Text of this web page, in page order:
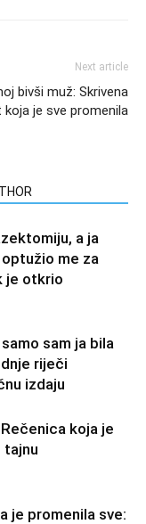
Next article
bivši muž: Skrivena
je sve promenila
a ja
me za
je otkrio
sam ja bila
riječi
izdaju
koja je
tajnu
je promenila sve: